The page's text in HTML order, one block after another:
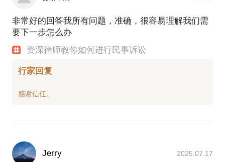
非常好的回答我所有问题，准确，很容易理解我们需
要下一步怎么办
资深律师教你如何进行民事诉讼
行家回复
Jerry 2025.07.17